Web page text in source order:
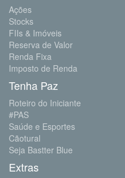
Ações
Stocks
FIIs & Imóveis
Reserva de Valor
Renda Fixa
Imposto de Renda
Tenha Paz
Roteiro do Iniciante
#PAS
Saúde e Esportes
Cãotural
Seja Bastter Blue
Extras